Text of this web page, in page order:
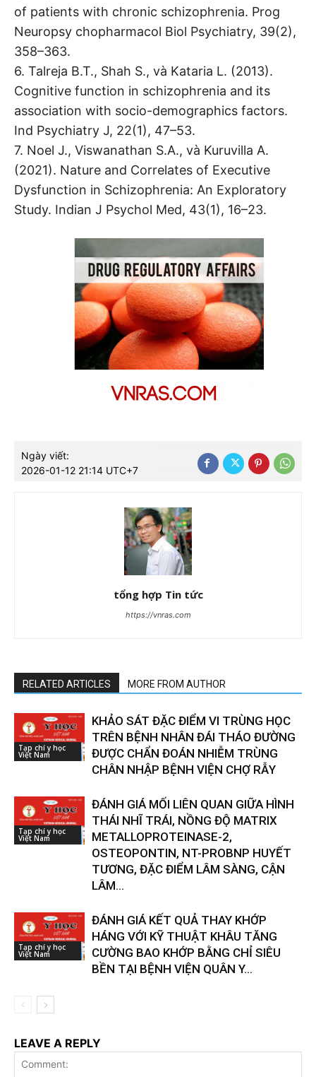
of patients with chronic schizophrenia. Prog
Neuropsy chopharmacol Biol Psychiatry, 39(2),
358–363.
6. Talreja B.T., Shah S., và Kataria L. (2013).
Cognitive function in schizophrenia and its
association with socio-demographics factors.
Ind Psychiatry J, 22(1), 47–53.
7. Noel J., Viswanathan S.A., và Kuruvilla A.
(2021). Nature and Correlates of Executive
Dysfunction in Schizophrenia: An Exploratory
Study. Indian J Psychol Med, 43(1), 16–23.
Ngày viết:
2026-01-12 21:14 UTC+7
tổng hợp Tin tức
https://vnras.com
RELATED ARTICLES MORE FROM AUTHOR
Tạp chí y học
Việt Nam
KHẢO SÁT ĐẶC ĐIỂM VI TRÙNG HỌC
TRÊN BỆNH NHÂN ĐÁI THÁO ĐƯỜNG
ĐƯỢC CHẨN ĐOÁN NHIỄM TRÙNG
CHÂN NHẬP BỆNH VIỆN CHỢ RẪY
Tạp chí y học
Việt Nam
ĐÁNH GIÁ MỐI LIÊN QUAN GIỮA HÌNH
THÁI NHĨ TRÁI, NỒNG ĐỘ MATRIX
METALLOPROTEINASE-2,
OSTEOPONTIN, NT-PROBNP HUYẾT
TƯƠNG, ĐẶC ĐIỂM LÂM SÀNG, CẬN
LÂM...
Tạp chí y học
Việt Nam
ĐÁNH GIÁ KẾT QUẢ THAY KHỚP
HÁNG VỚI KỸ THUẬT KHÂU TĂNG
CƯỜNG BAO KHỚP BẰNG CHỈ SIÊU
BỀN TẠI BỆNH VIỆN QUÂN Y...
LEAVE A REPLY